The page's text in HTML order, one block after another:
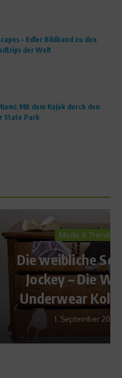
– Edler Bildband zu den
der Welt
Mit dem Kajak durch den
State Park
Seite von
Woman